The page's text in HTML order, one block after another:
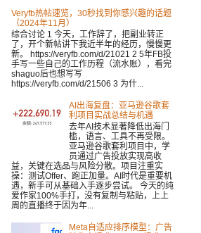
Veryfb热帖速览，30秒找到你感兴趣的话题
（2024年11月）
综合讨论 1 今天，工作辞了，把副业转正
了，开个新帖讲下我近半年的经历，慢慢更
新。 https://veryfb.com/d/21021 2 5年FB投
手写一些自己的工作历程（流水账），看完
shaguo后也想写写
https://veryfb.com/d/21506 3 为什...
AI出海复盘：亚马逊谷歌套
利项目实战总结与机遇
去年AI技术显著降低出海门
槛，语言、工具不再受限。
亚马逊谷歌套利项目中，学
员通过广告投放实现高收
益，关键在选品与风险分散。项目注重实
操：测试Offer、跑正加量。AI时代是重要机
遇，新手可从基础入手逐步尝试。 今天的纯
爱作家100%手打，没有复制与粘贴，上上
周的直播终于因为年...
Meta自适应排序模型：广告